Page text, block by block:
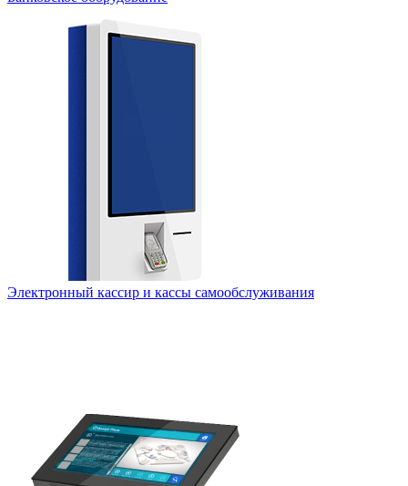
Электронный кассир и кассы самообслуживания